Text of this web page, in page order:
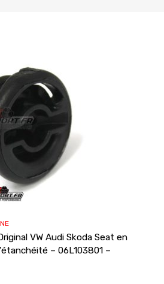
VW Audi Skoda Seat en
– 06L103801 –